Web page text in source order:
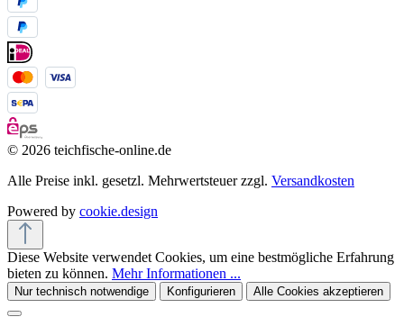
© 2026 teichfische-online.de
Alle Preise inkl. gesetzl. Mehrwertsteuer zzgl. Versandkosten
Powered by cookie.design
Diese Website verwendet Cookies, um eine bestmögliche Erfahrung
bieten zu können. Mehr Informationen ...
Nur technisch notwendige Konfigurieren Alle Cookies akzeptieren